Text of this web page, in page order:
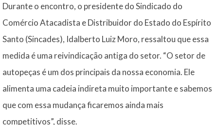
Durante o encontro, o presidente do Sindicado do
Comércio Atacadista e Distribuidor do Estado do Espírito
Santo (Sincades), Idalberto Luiz Moro, ressaltou que essa
medida é uma reivindicação antiga do setor. “O setor de
autopeças é um dos principais da nossa economia. Ele
alimenta uma cadeia indireta muito importante e sabemos
que com essa mudança ficaremos ainda mais
competitivos”, disse.